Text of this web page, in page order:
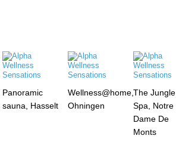
Panoramic
sauna, Hasselt
Wellness@home,
Ohningen
The Jungle
Spa, Notre
Dame De
Monts